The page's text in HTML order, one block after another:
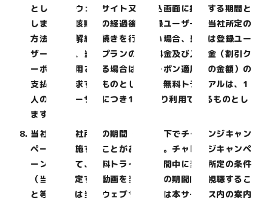
とし、当社ウェブサイト又は申込画面に掲載する期間と
します。当該期間の経過後、登録ユーザーが当社所定の
方法により解約手続きを行わない場合、当社は登録ユー
ザーに対し、当該プランの利用料金及び入会金（割引ク
ーポンが適用される場合は、クーポン適用後の金額）の
支払いを請求するものとします。無料トライアルは、1
人の登録ユーザーにつき1回に限り利用できるものとし
ます。
当社は、当社所定の期間・条件の下でチャレンジキャン
ペーンを実施することがあります。チャレンジキャンペ
ーンにおいて、無料トライアル期間中に当社所定の条件
（当社が指定する動画を当社所定の期間内に視聴するこ
と等。詳細は当社ウェブサイト又は本サービス内の案内